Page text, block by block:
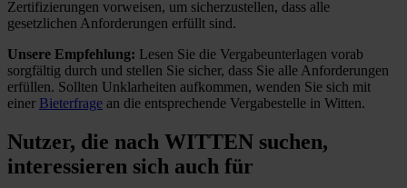
Zertifizierungen vorweisen, um sicherzustellen, dass alle
gesetzlichen Anforderungen erfüllt sind.
Unsere Empfehlung: Lesen Sie die Vergabeunterlagen vorab
sorgfältig durch und stellen Sie sicher, dass Sie alle Anforderungen
erfüllen. Sollten Unklarheiten aufkommen, wenden Sie sich mit
einer Bieterfrage an die entsprechende Vergabestelle in Witten.
Nutzer, die nach WITTEN suchen,
interessieren sich auch für